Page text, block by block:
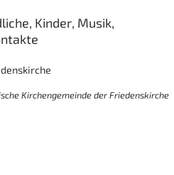
, Kinder, Musik,
Kirchengemeinde der Friedenskirche